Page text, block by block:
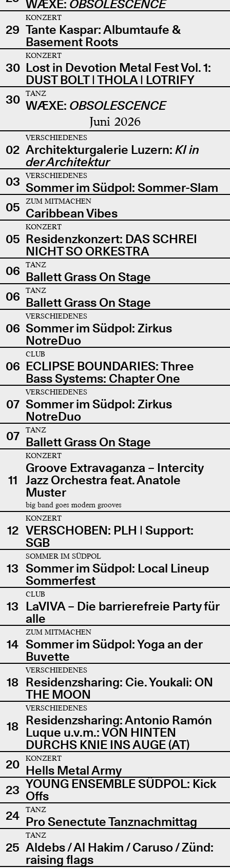
WÆXE: OBSOLESCENCE
29
KONZERT
Tante Kaspar: Albumtaufe &
Basement Roots
30
KONZERT
Lost in Devotion Metal Fest Vol. 1:
DUST BOLT | THOLA | LOTRIFY
30
TANZ
WÆXE: OBSOLESCENCE
Juni 2026
02
VERSCHIEDENES
Architekturgalerie Luzern: KI in
der Architektur
03
VERSCHIEDENES
Sommer im Südpol: Sommer-Slam
05
ZUM MITMACHEN
Caribbean Vibes
05
KONZERT
Residenzkonzert: DAS SCHREI
NICHT SO ORKESTRA
06
TANZ
Ballett Grass On Stage
06
TANZ
Ballett Grass On Stage
06
VERSCHIEDENES
Sommer im Südpol: Zirkus
NotreDuo
06
CLUB
ECLIPSE BOUNDARIES: Three
Bass Systems: Chapter One
07
VERSCHIEDENES
Sommer im Südpol: Zirkus
NotreDuo
07
TANZ
Ballett Grass On Stage
11
KONZERT
Groove Extravaganza – Intercity
Jazz Orchestra feat. Anatole
Muster
big band goes modern grooves
12
KONZERT
VERSCHOBEN: PLH | Support:
SGB
13
SOMMER IM SÜDPOL
Sommer im Südpol: Local Lineup
Sommerfest
13
CLUB
LaVIVA – Die barrierefreie Party für
alle
14
ZUM MITMACHEN
Sommer im Südpol: Yoga an der
Buvette
18
VERSCHIEDENES
Residenzsharing: Cie. Youkali: ON
THE MOON
18
VERSCHIEDENES
Residenzsharing: Antonio Ramón
Luque u.v.m.: VON HINTEN
DURCHS KNIE INS AUGE (AT)
20
KONZERT
Hells Metal Army
23 YOUNG ENSEMBLE SÜDPOL: Kick
Offs
24
TANZ
Pro Senectute Tanznachmittag
25
TANZ
Aldebs / Al Hakim / Caruso / Zünd:
raising flags